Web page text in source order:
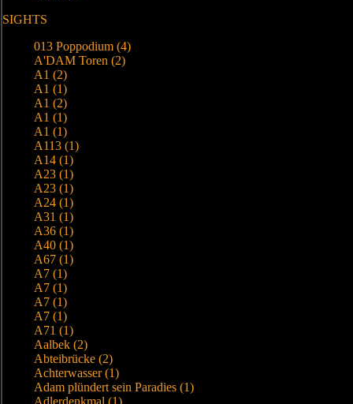
SIGHTS
013 Poppodium (4)
A'DAM Toren (2)
A1 (2)
A1 (1)
A1 (2)
A1 (1)
A1 (1)
A113 (1)
A14 (1)
A23 (1)
A23 (1)
A24 (1)
A31 (1)
A36 (1)
A40 (1)
A67 (1)
A7 (1)
A7 (1)
A7 (1)
A7 (1)
A71 (1)
Aalbek (2)
Abteibrücke (2)
Achterwasser (1)
Adam plündert sein Paradies (1)
Adlerdenkmal (1)